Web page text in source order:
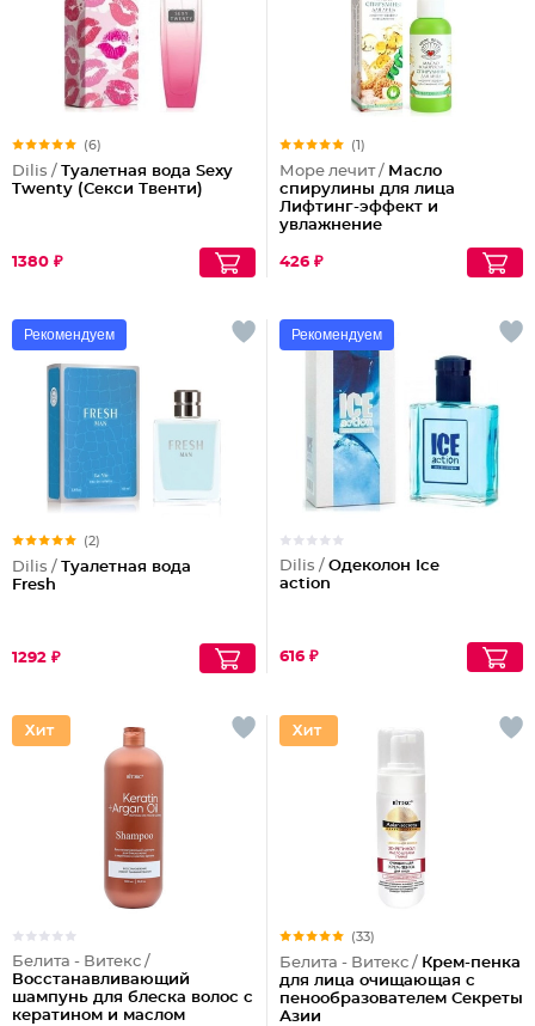
(6)
Dilis / Туалетная вода Sexy
Twenty (Секси Твенти)
1380 ₽
(1)
Море лечит / Масло
спирулины для лица
Лифтинг-эффект и
увлажнение
426 ₽
Рекомендуем
(2)
Dilis / Туалетная вода
Fresh
1292 ₽
Рекомендуем
Dilis / Одеколон Ice
action
616 ₽
Белита - Витекс /
Восстанавливающий
шампунь для блеска волос с
кератином и маслом
(33)
Белита - Витекс / Крем-пенка
для лица очищающая с
пенообразователем Секреты
Азии